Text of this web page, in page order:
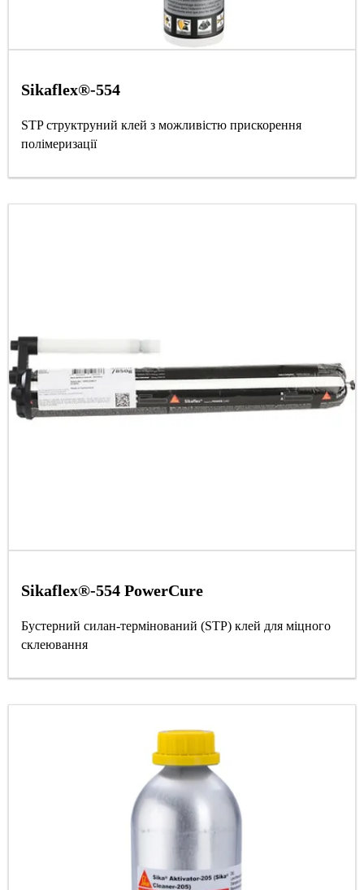
Sikaflex®-554
STP структруний клей з можливістю прискорення
полімеризації
Sikaflex®-554 PowerCure
Бустерний силан-термінований (STP) клей для міцного
склеювання